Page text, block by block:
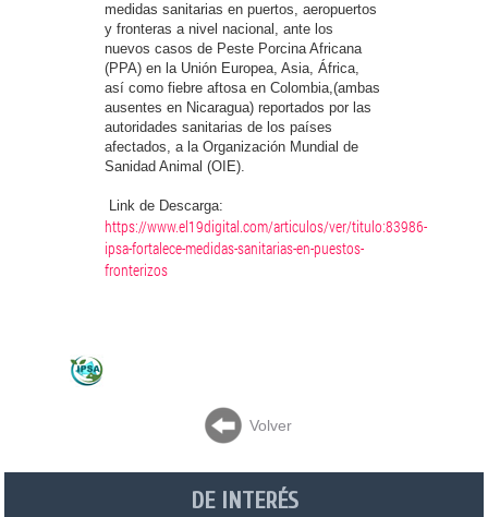
medidas sanitarias en puertos, aeropuertos
y fronteras a nivel nacional, ante los
nuevos casos de Peste Porcina Africana
(PPA) en la Unión Europea, Asia, África,
así como fiebre aftosa en Colombia,(ambas
ausentes en Nicaragua) reportados por las
autoridades sanitarias de los países
afectados, a la Organización Mundial de
Sanidad Animal (OIE).
Link de Descarga:
https://www.el19digital.com/articulos/ver/titulo:83986-
ipsa-fortalece-medidas-sanitarias-en-puestos-
fronterizos
Volver
DE INTERÉS